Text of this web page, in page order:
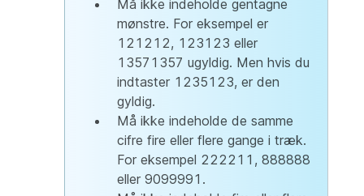
Må ikke indeholde gentagne
mønstre. For eksempel er
121212, 123123 eller
13571357 ugyldig. Men hvis du
indtaster 1235123, er den
gyldig.
Må ikke indeholde de samme
cifre fire eller flere gange i træk.
For eksempel 222211, 888888
eller 9099991.